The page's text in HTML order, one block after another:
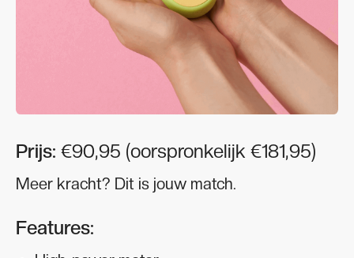
Prijs: €90,95 (oorspronkelijk €181,95)
Meer kracht? Dit is jouw match.
Features: